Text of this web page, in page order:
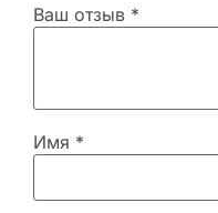
Ваш отзыв *
Имя *